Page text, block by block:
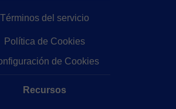
Términos del servicio
Política de Cookies
de Cookies
Recursos